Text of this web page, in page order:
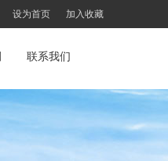
设为首页 加入收藏
联系我们